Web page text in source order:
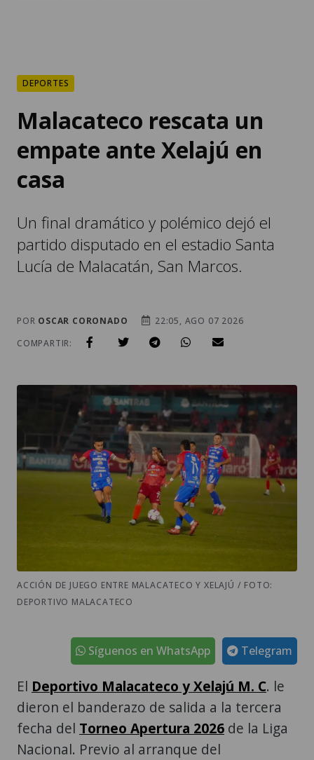
DEPORTES
Malacateco rescata un
empate ante Xelajú en
casa
Un final dramático y polémico dejó el
partido disputado en el estadio Santa
Lucía de Malacatán, San Marcos.
POR OSCAR CORONADO
22:05, AGO 07 2026
COMPARTIR:
ACCIÓN DE JUEGO ENTRE MALACATECO Y XELAJÚ / FOTO:
DEPORTIVO MALACATECO
Telegram
Síguenos en WhatsApp
El Deportivo Malacateco y Xelajú M. C. le
dieron el banderazo de salida a la tercera
fecha del Torneo Apertura 2026 de la Liga
Nacional. Previo al arranque del